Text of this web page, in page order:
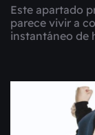
Este apartado
parece vivir a
instantáneo de